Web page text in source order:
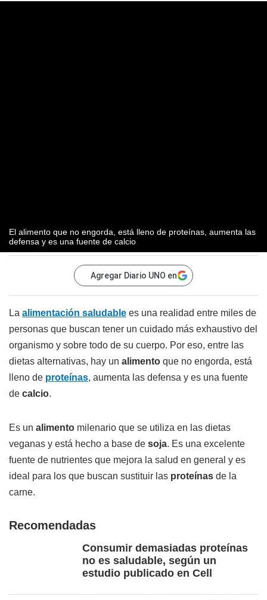
El alimento que no engorda, está lleno de proteínas, aumenta las
defensa y es una fuente de calcio
Agregar Diario UNO en
La alimentación saludable es una realidad entre miles de
personas que buscan tener un cuidado más exhaustivo del
organismo y sobre todo de su cuerpo. Por eso, entre las
dietas alternativas, hay un alimento que no engorda, está
lleno de proteínas, aumenta las defensa y es una fuente
de calcio.
Es un alimento milenario que se utiliza en las dietas
veganas y está hecho a base de soja. Es una excelente
fuente de nutrientes que mejora la salud en general y es
ideal para los que buscan sustituir las proteínas de la
carne.
Recomendadas
Consumir demasiadas proteínas
no es saludable, según un
estudio publicado en Cell